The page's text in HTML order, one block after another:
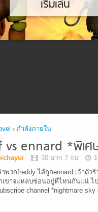
เริ่มเล่น
› กำลังภายใน
vs ennard *พิเศ
30 ฉาก 7 จบ
าพวกfreddy ได้ถูกennard เจ้าตั
เขาจะหลบซ่อนอยู่ที่ไหนกันแน่ ไ
channel *nightmare sky